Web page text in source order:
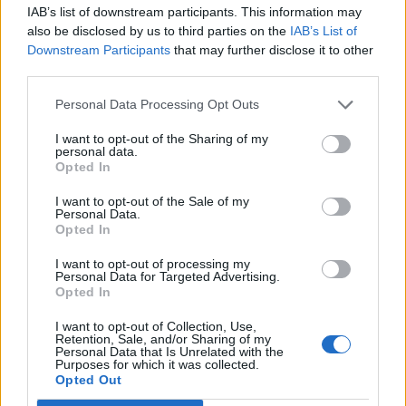
IAB’s list of downstream participants. This information may
also be disclosed by us to third parties on the IAB’s List of
Downstream Participants that may further disclose it to other
Personal Data Processing Opt Outs
I want to opt-out of the Sharing of my
personal data.
Opted In
I want to opt-out of the Sale of my
Personal Data.
Opted In
I want to opt-out of processing my
Personal Data for Targeted Advertising.
Opted In
I want to opt-out of Collection, Use,
Retention, Sale, and/or Sharing of my
Personal Data that Is Unrelated with the
Purposes for which it was collected.
Opted Out
Alejandro Tabilo e pelo belga Alexander Blockx.
Um dos momentos mais aguardados da semana foi
de três torneios do Grand Slam.
A edição de 2026 ficou igualmente marcada pela maior
representação portuguesa de sempre num torneio ATP
realizado em território nacional. Nuno Borges, Jaime
Faria, Henrique Rocha, Frederico Ferreira Silva, Tiago
Pereira e Tiago Torres integraram o quadro principal,
beneficiando, de igual modo, da reorganização dos wild
cards após as entradas diretas de alguns jogadores.
Entre os portugueses, Tiago Torres e Jaime Faria
protagonizaram as melhores campanhas da edição,
ambos alcançando os quartos de final. Torres assinou
um dos resultados mais marcantes do torneio ao
português
Por Ígor Lopes
A cidade de Castelo Branco, na região Centro de
Portugal, acolhe, nos dias 4 e 5 de setembro, no Centro
de Cultura Contemporânea de Castelo Branco (CCCCB),
a primeira edição da “Bienal Internacional de Artes e
Castelo Branco, através da Divisão de Museus e Cultura,
e integrada na programação do “Festival Sabores de
A Bienal nasce na sequência da inclusão de Castelo
Branco na “Rede de Cidades Criativas da UNESCO”,
distinção atribuída em 31 de outubro de 2023, na